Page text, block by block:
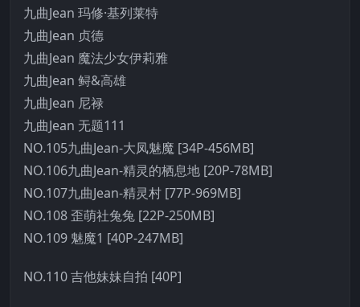
九曲Jean 玛修·基列莱特
九曲Jean 贞德
九曲Jean 魔法少女伊莉雅
九曲Jean 鲟&高雄
九曲Jean 尼禄
九曲Jean 无题111
NO.105九曲Jean-大凤魅魔 [34P-456MB]
NO.106九曲Jean-精灵的栖息地 [20P-78MB]
NO.107九曲Jean-精灵村 [77P-969MB]
NO.108 歪萌社兔兔 [22P-250MB]
NO.109 魅魔1 [40P-247MB]
NO.110 吉他妹妹自拍 [40P]